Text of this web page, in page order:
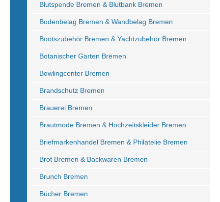
Blutspende Bremen & Blutbank Bremen
Bodenbelag Bremen & Wandbelag Bremen
Bootszubehör Bremen & Yachtzubehör Bremen
Botanischer Garten Bremen
Bowlingcenter Bremen
Brandschutz Bremen
Brauerei Bremen
Brautmode Bremen & Hochzeitskleider Bremen
Briefmarkenhandel Bremen & Philatelie Bremen
Brot Bremen & Backwaren Bremen
Brunch Bremen
Bücher Bremen